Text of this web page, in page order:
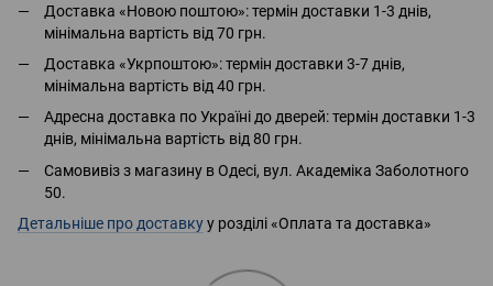
Доставка «Новою поштою»: термін доставки 1-3 днів,
мінімальна вартість від 70 грн.
Доставка «Укрпоштою»: термін доставки 3-7 днів,
мінімальна вартість від 40 грн.
Адресна доставка по Україні до дверей: термін доставки 1-3
днів, мінімальна вартість від 80 грн.
Самовивіз з магазину в Одесі, вул. Академіка Заболотного
50.
Детальніше про доставкуу розділі «Оплата та доставка»